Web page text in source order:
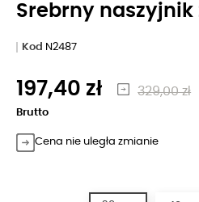
Srebrny naszyjnik
Kod N2487
197,40 zł 329,00 zł
Brutto
Cena nie uległa zmianie